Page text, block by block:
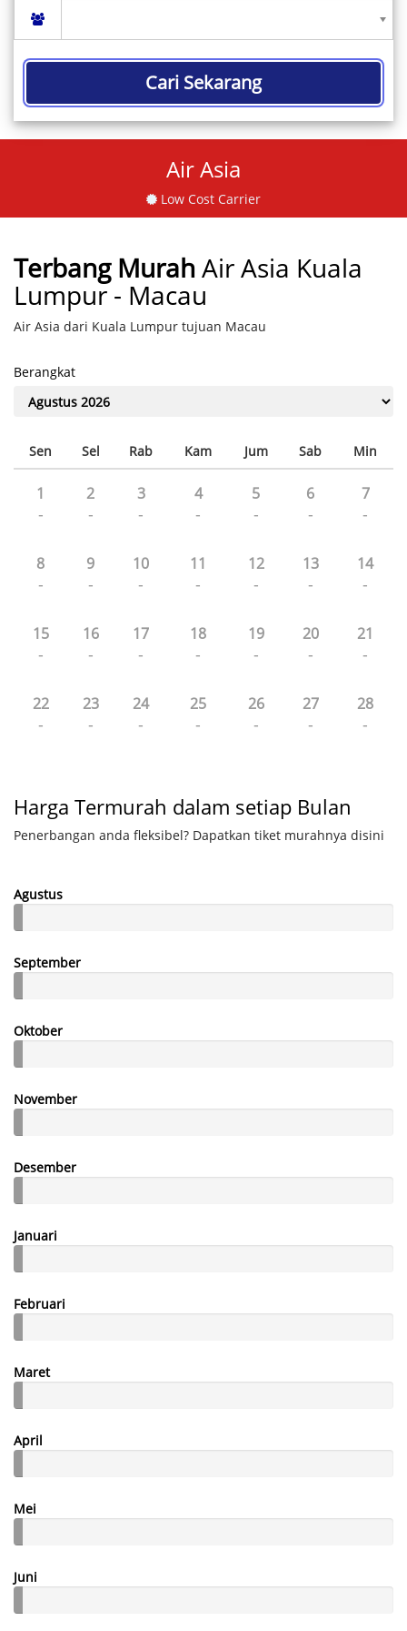
Cari Sekarang
Air Asia
Low Cost Carrier
Terbang MurahAir Asia Kuala
Lumpur - Macau
Air Asia dari Kuala Lumpur tujuan Macau
Berangkat
Sen Sel Rab Kam Jum Sab Min
1
-
2
-
3
-
4
-
5
-
6
-
7
-
8
-
9
-
10
-
11
-
12
-
13
-
14
-
15
-
16
-
17
-
18
-
19
-
20
-
21
-
22
-
23
-
24
-
25
-
26
-
27
-
28
-
Harga Termurah dalam setiap Bulan
Penerbangan anda fleksibel? Dapatkan tiket murahnya disini
Agustus
September
Oktober
November
Desember
Januari
Februari
Maret
April
Mei
Juni